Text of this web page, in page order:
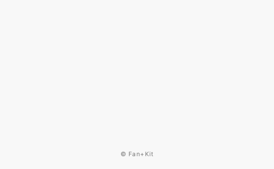
© Fan+Kit